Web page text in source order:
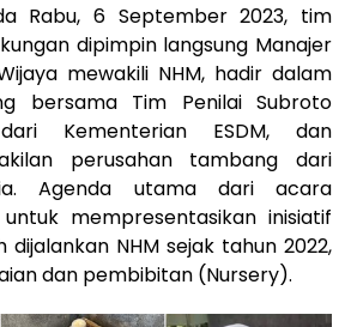
Rabu, 6 September 2023, tim
dipimpin langsung Manajer
mewakili NHM, hadir dalam
bersama Tim Penilai Subroto
Kementerian ESDM, dan
perusahan tambang dari
Agenda utama dari acara
mempresentasikan inisiatif
dijalankan NHM sejak tahun 2022,
dan pembibitan (Nursery).